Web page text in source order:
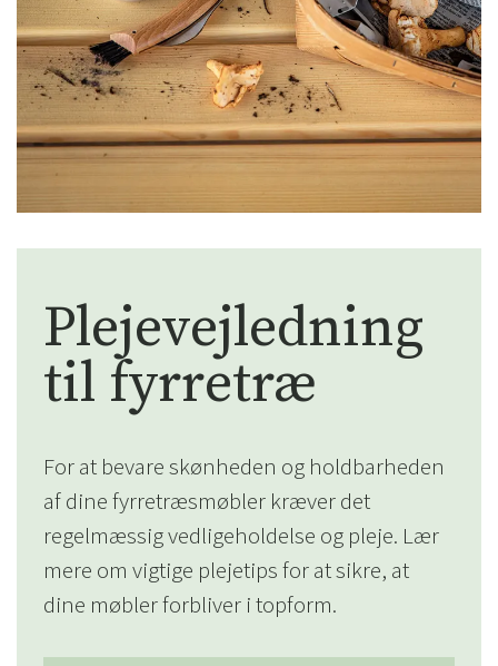
Plejevejledning
til fyrretræ
For at bevare skønheden og holdbarheden
af dine fyrretræsmøbler kræver det
regelmæssig vedligeholdelse og pleje. Lær
mere om vigtige plejetips for at sikre, at
dine møbler forbliver i topform.